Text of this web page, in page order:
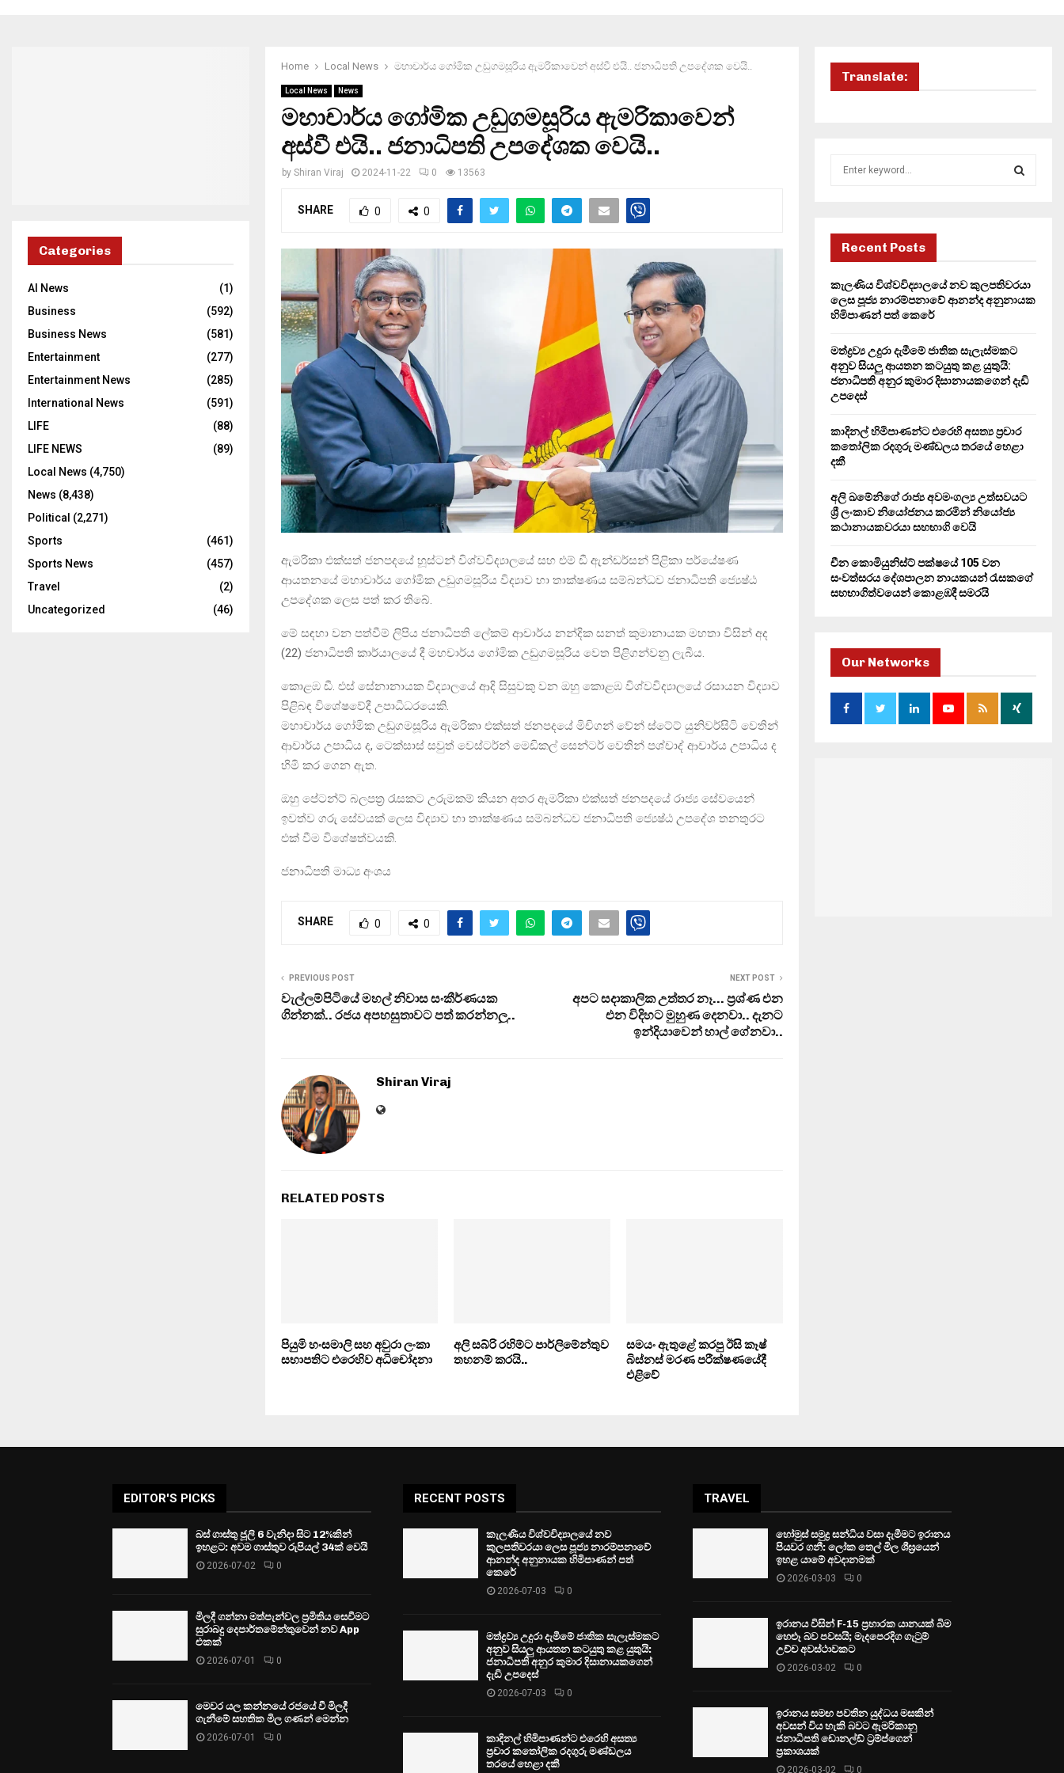
Home Local News මහාචාර්ය ගෝමික උඩුගමසූරිය ඇමරිකාවෙන් අස්වී එයි.. ජනාධිපති උපදේශක වෙයි..
Local News News
මහාචාර්ය ගෝමික උඩුගමසූරිය ඇමරිකාවෙන්
අස්වී එයි.. ජනාධිපති උපදේශක වෙයි..
by Shiran Viraj 2024-11-22 0 13563
SHARE 0 0
ඇමරිකා එක්සත් ජනපදයේ හූස්ටන් විශ්වවිද්‍යාලයේ සහ එම් ඩී ඇන්ඩර්සන් පිළිකා පර්යේෂණ
ආයතනයේ මහාචාර්ය ගෝමික උඩුගමසූරිය විද්‍යාව හා තාක්ෂණය සම්බන්ධව ජනාධිපති ජ්‍යෙෂ්ඨ
උපදේශක ලෙස පත් කර තිබේ.
මේ සඳහා වන පත්වීම් ලිපිය ජනාධිපති ලේකම් ආචාර්ය නන්දික සනත් කුමානායක මහතා විසින් අද
(22) ජනාධිපති කාර්යාලයේ දී මහචාර්ය ගෝමික උඩුගමසූරිය වෙත පිළිගන්වනු ලැබීය.
කොළඹ ඩී. එස් සේනානායක විද්‍යාලයේ ආදි සිසුවකු වන ඔහු කොළඹ විශ්වවිද්‍යාලයේ රසායන විද්‍යාව
පිළිබඳ විශේෂවේදී උපාධිධරයෙකි.
මහාචාර්ය ගෝමික උඩුගමසූරිය ඇමරිකා එක්සත් ජනපදයේ මිචිගන් වේන් ස්ටේට් යුනිවර්සිටි වෙතින්
ආචාර්ය උපාධිය ද, ටෙක්සාස් සවුත් වෙස්ටර්න් මෙඩිකල් සෙන්ටර් වෙතින් පශ්චාද් ආචාර්ය උපාධිය ද
හිමි කර ගෙන ඇත.
ඔහු පේටන්ට් බලපත්‍ර රැසකට උරුමකම් කියන අතර ඇමරිකා එක්සත් ජනපදයේ රාජ්‍ය සේවයෙන්
ඉවත්ව ගරු සේවයක් ලෙස විද්‍යාව හා තාක්ෂණය සම්බන්ධව ජනාධිපති ජ්‍යෙෂ්ඨ උපදේශ තනතුරට
එක් වීම විශේෂත්වයකි.
ජනාධිපති මාධ්‍ය අංශය
SHARE 0 0
PREVIOUS POST
වැල්ලම්පිටියේ මහල් නිවාස සංකීර්ණයක
ගින්නක්.. රජය අපහසුතාවට පත් කරන්නලු..
NEXT POST
අපට සදාකාලික උත්තර නෑ… ප‍්‍රශ්ණ එන
එන විදිහට මුහුණ දෙනවා.. දැනට
ඉන්දියාවෙන් හාල් ගේනවා..
Shiran Viraj
RELATED POSTS
පියුමි හංසමාලි සහ අවුරා ලංකා
සභාපතිට එරෙහිව අධිචෝදනා
අලි සබ්රි රහිම්ට පාර්ලිමේන්තුව
තහනම් කරයි..
සමයං ඇතුළේ කරපු ඊසි කෑෂ්
බිස්නස් මරණ පරීක්ෂණයේදී
එළිවේ
Categories
AI News
(1)
Business
(592)
Business News
(581)
Entertainment
(277)
Entertainment News
(285)
International News
(591)
LIFE
(88)
LIFE NEWS
(89)
Local News (4,750)
News (8,438)
Political (2,271)
Sports
(461)
Sports News
(457)
Travel
(2)
Uncategorized
(46)
Translate:
f
r
:
R
Recent Posts
කැලණිය විශ්වවිද්‍යාලයේ නව කුලපතිවරයා
ලෙස පූජ්‍ය නාරම්පනාවේ ආනන්ද අනුනායක
හිමිපාණන් පත් කෙරේ
මත්ද්‍රව්‍ය උදුරා දැමීමේ ජාතික සැලැස්මකට
අනුව සියලු ආයතන කටයුතු කළ යුතුයි:
ජනාධිපති අනුර කුමාර දිසානායකගෙන් දැඩි
උපදෙස්
කාදිනල් හිමිපාණන්ට එරෙහි අසත්‍ය ප්‍රචාර
කතෝලික රදගුරු මණ්ඩලය තරයේ හෙළා
දකී
අලි ඛමේනිගේ රාජ්‍ය අවමංගල්‍ය උත්සවයට
ශ්‍රී ලංකාව නියෝජනය කරමින් නියෝජ්‍ය
කථානායකවරයා සහභාගි වෙයි
චීන කොමියුනිස්ට් පක්ෂයේ 105 වන
සංවත්සරය දේශපාලන නායකයන් රැසකගේ
සහභාගිත්වයෙන් කොළඹදී සමරයි
Our Networks
EDITOR'S PICKS
බස් ගාස්තු ජූලි 6 වැනිදා සිට 12%කින්
ඉහළට: අවම ගාස්තුව රුපියල් 34ක් වෙයි
2026-07-02 0
මිලදී ගන්නා මත්පැන්වල ප්‍රමිතිය සෙවීමට
සුරාබදු දෙපාර්තමේන්තුවෙන් නව App
එකක්
2026-07-01 0
මෙවර යල කන්නයේ රජයේ වී මිලදී
ගැනීමේ සහතික මිල ගණන් මෙන්න
2026-07-01 0
RECENT POSTS
කැලණිය විශ්වවිද්‍යාලයේ නව
කුලපතිවරයා ලෙස පූජ්‍ය නාරම්පනාවේ
ආනන්ද අනුනායක හිමිපාණන් පත්
කෙරේ
2026-07-03 0
මත්ද්‍රව්‍ය උදුරා දැමීමේ ජාතික සැලැස්මකට
අනුව සියලු ආයතන කටයුතු කළ යුතුයි:
ජනාධිපති අනුර කුමාර දිසානායකගෙන්
දැඩි උපදෙස්
2026-07-03 0
කාදිනල් හිමිපාණන්ට එරෙහි අසත්‍ය
ප්‍රචාර කතෝලික රදගුරු මණ්ඩලය
තරයේ හෙළා දකී
TRAVEL
හෝමුස් සමුද්‍ර සන්ධිය වසා දැමීමට ඉරානය
පියවර ගනී: ලෝක තෙල් මිල ශීඝ්‍රයෙන්
ඉහළ යාමේ අවදානමක්
2026-03-03 0
ඉරානය විසින් F-15 ප්‍රහාරක යානයක් බිම
හෙළූ බව පවසයි; මැදපෙරදිග ගැටුම්
උච්ච අවස්ථාවකට
2026-03-02 0
ඉරානය සමඟ පවතින යුද්ධය මසකින්
අවසන් විය හැකි බවට ඇමරිකානු
ජනාධිපති ඩොනල්ඩ් ට්‍රම්ප්ගෙන්
ප්‍රකාශයක්
2026-03-02 0